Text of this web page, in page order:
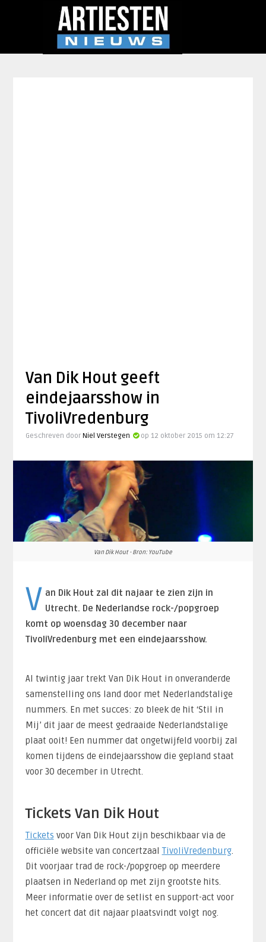
Van Dik Hout geeft
eindejaarsshow in
TivoliVredenburg
Geschreven door Niel Verstegen op 12 oktober 2015 om 12:27
Van Dik Hout - Bron: YouTube
V an Dik Hout zal dit najaar te zien zijn in
Utrecht. De Nederlandse rock-/popgroep
komt op woensdag 30 december naar
TivoliVredenburg met een eindejaarsshow.
Al twintig jaar trekt Van Dik Hout in onveranderde
samenstelling ons land door met Nederlandstalige
nummers. En met succes: zo bleek de hit ‘Stil in
Mij’ dit jaar de meest gedraaide Nederlandstalige
plaat ooit! Een nummer dat ongetwijfeld voorbij zal
komen tijdens de eindejaarsshow die gepland staat
voor 30 december in Utrecht.
Tickets Van Dik Hout
Tickets voor Van Dik Hout zijn beschikbaar via de
officiële website van concertzaalTivoliVredenburg.
Dit voorjaar trad de rock-/popgroep op meerdere
plaatsen in Nederland op met zijn grootste hits.
Meer informatie over de setlist en support-act voor
het concert dat dit najaar plaatsvindt volgt nog.